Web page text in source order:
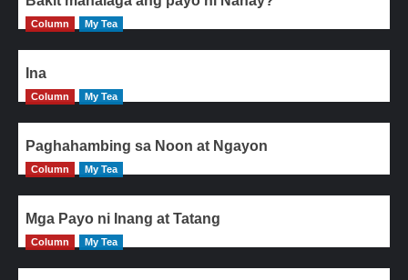
Column My Tea
Ina
Column My Tea
Paghahambing sa Noon at Ngayon
Column My Tea
Mga Payo ni Inang at Tatang
Column My Tea